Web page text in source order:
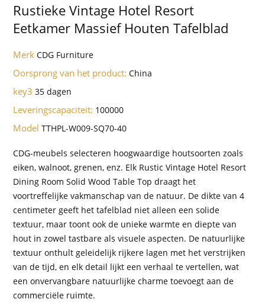
Rustieke Vintage Hotel Resort
Eetkamer Massief Houten Tafelblad
MerkCDG Furniture
Oorsprong van het product:China
key335 dagen
Leveringscapaciteit: 100000
ModelTTHPL-W009-SQ70-40
CDG-meubels selecteren hoogwaardige houtsoorten zoals
eiken, walnoot, grenen, enz. Elk Rustic Vintage Hotel Resort
Dining Room Solid Wood Table Top draagt ​​het
voortreffelijke vakmanschap van de natuur. De dikte van 4
centimeter geeft het tafelblad niet alleen een solide
textuur, maar toont ook de unieke warmte en diepte van
hout in zowel tastbare als visuele aspecten. De natuurlijke
textuur onthult geleidelijk rijkere lagen met het verstrijken
van de tijd, en elk detail lijkt een verhaal te vertellen, wat
een onvervangbare natuurlijke charme toevoegt aan de
commerciële ruimte.